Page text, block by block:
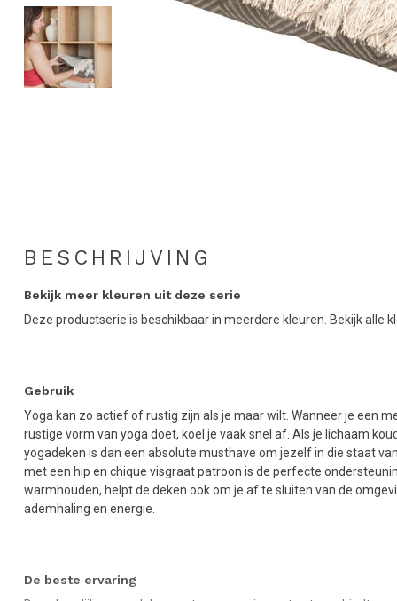
BESCHRIJVING
Bekijk meer kleuren uit deze serie
Deze productserie is beschikbaar in meerdere kleuren. Bekijk alle
Gebruik
Yoga kan zo actief of rustig zijn als je maar wilt. Wanneer je een
rustige vorm van yoga doet, koel je vaak snel af. Als je lichaam
yogadeken is dan een absolute musthave om jezelf in die staat
met een hip en chique visgraat patroon is de perfecte
warmhouden, helpt de deken ook om je af te sluiten van de
ademhaling en energie.
De beste ervaring